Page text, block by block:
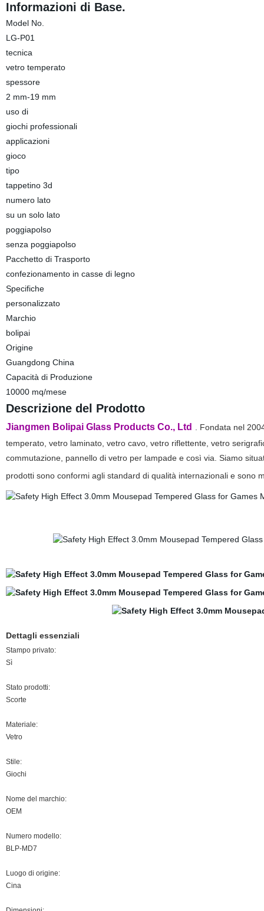
Informazioni di Base.
Model No.
LG-P01
tecnica
vetro temperato
spessore
2 mm-19 mm
uso di
giochi professionali
applicazioni
gioco
tipo
tappetino 3d
numero lato
su un solo lato
poggiapolso
senza poggiapolso
Pacchetto di Trasporto
confezionamento in casse di legno
Specifiche
personalizzato
Marchio
bolipai
Origine
Guangdong China
Capacità di Produzione
10000 mq/mese
Descrizione del Prodotto
Jiangmen Bolipai Glass Products Co., Ltd
. Fondata nel
temperato, vetro laminato, vetro cavo, vetro riflettente, vetro
commutazione, pannello di vetro per lampade e così via. Siamo
prodotti sono conformi agli standard di qualità internazionali e
Dettagli essenziali
Stampo privato:
Sì
Stato prodotti:
Scorte
Materiale:
Vetro
Stile:
Giochi
Nome del marchio:
OEM
Numero modello:
BLP-MD7
Luogo di origine:
Cina